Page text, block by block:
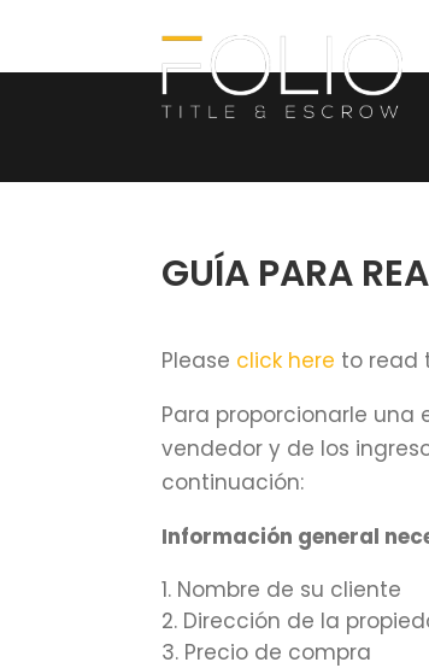
GUÍA PARA
Please click here to read
Para proporcionarle
vendedor y de los
continuación:
Información general
Nombre de su cliente
Dirección de la
Precio de compra